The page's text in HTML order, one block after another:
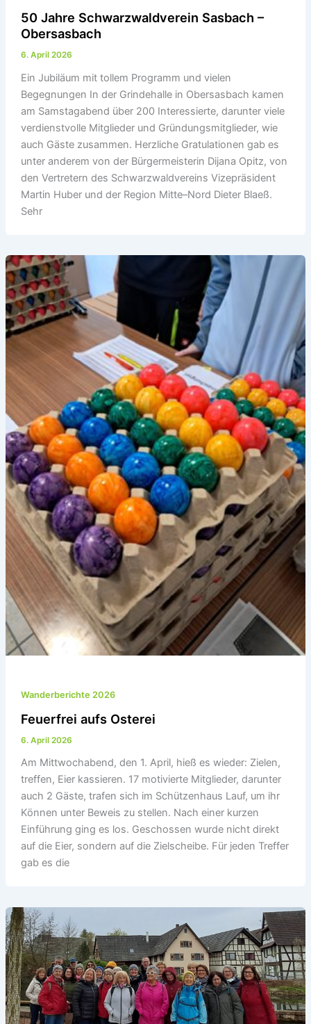
50 Jahre Schwarzwaldverein Sasbach –
Obersasbach
6. April 2026
Ein Jubiläum mit tollem Programm und vielen
Begegnungen In der Grindehalle in Obersasbach kamen
am Samstagabend über 200 Interessierte, darunter viele
verdienstvolle Mitglieder und Gründungsmitglieder, wie
auch Gäste zusammen. Herzliche Gratulationen gab es
unter anderem von der Bürgermeisterin Dijana Opitz, von
den Vertretern des Schwarzwaldvereins Vizepräsident
Martin Huber und der Region Mitte–Nord Dieter Blaeß.
Sehr
Wanderberichte 2026
Feuerfrei aufs Osterei
6. April 2026
Am Mittwochabend, den 1. April, hieß es wieder: Zielen,
treffen, Eier kassieren. 17 motivierte Mitglieder, darunter
auch 2 Gäste, trafen sich im Schützenhaus Lauf, um ihr
Können unter Beweis zu stellen. Nach einer kurzen
Einführung ging es los. Geschossen wurde nicht direkt
auf die Eier, sondern auf die Zielscheibe. Für jeden Treffer
gab es die